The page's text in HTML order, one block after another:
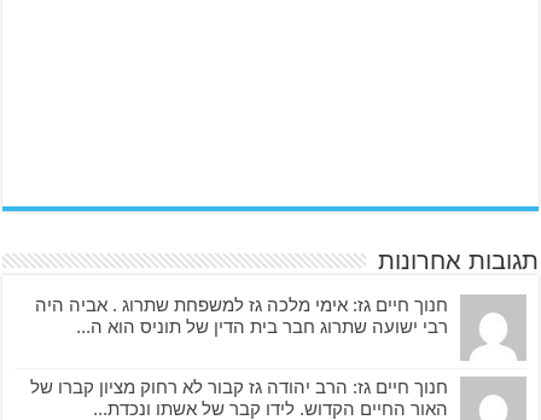
תגובות אחרונות
חנוך חיים גז: אימי מלכה גז למשפחת שתרוג . אביה היה
רבי ישועה שתרוג חבר בית הדין של תוניס הוא ה...
חנוך חיים גז: הרב יהודה גז קבור לא רחוק מציון קברו של
האור החיים הקדוש. לידו קבר של אשתו ונכדת...